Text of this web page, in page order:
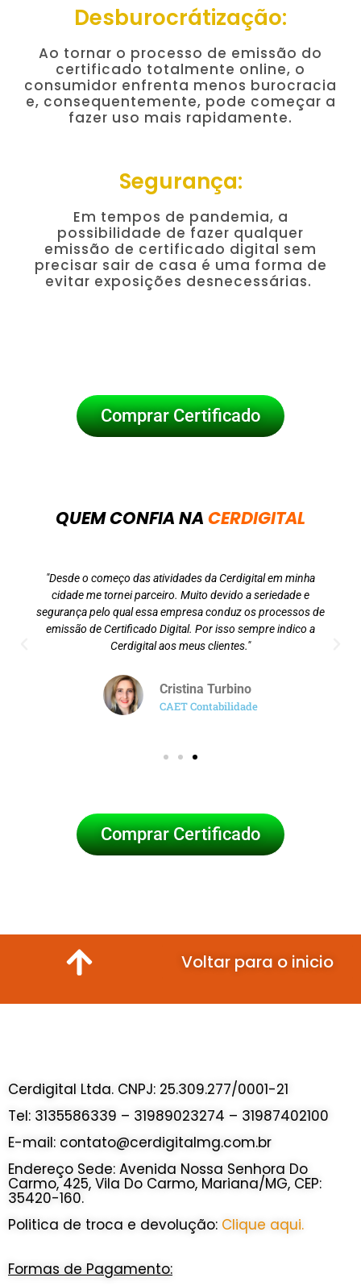
Desburocrátização:
Ao tornar o processo de emissão do
certificado totalmente online, o
consumidor enfrenta menos burocracia
e, consequentemente, pode começar a
fazer uso mais rapidamente.
Segurança:
Em tempos de pandemia, a
possibilidade de fazer qualquer
emissão de certificado digital sem
precisar sair de casa é uma forma de
evitar exposições desnecessárias.
Comprar Certificado
QUEM CONFIA NA CERDIGITAL
"Desde o começo das atividades da Cerdigital em minha
cidade me tornei parceiro. Muito devido a seriedade e
segurança pelo qual essa empresa conduz os processos de
emissão de Certificado Digital. Por isso sempre indico a
Cerdigital aos meus clientes."
Cristina Turbino
CAET Contabilidade
Comprar Certificado
Voltar para o inicio
Cerdigital Ltda. CNPJ: 25.309.277/0001-21
Tel: 3135586339 – 31989023274 – 31987402100
E-mail: contato@cerdigitalmg.com.br
Endereço Sede: Avenida Nossa Senhora Do
Carmo, 425, Vila Do Carmo, Mariana/MG, CEP:
35420-160.
Politica de troca e devolução: Clique aqui.
Formas de Pagamento: